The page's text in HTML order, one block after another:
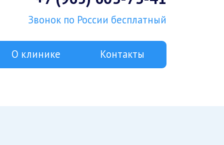
Звонок по России бесплатный
О клинике Контакты